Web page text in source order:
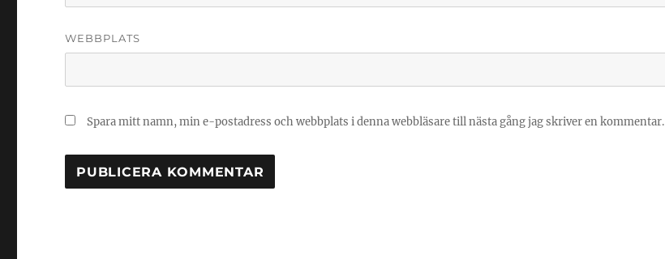
WEBBPLATS
Spara mitt namn, min e-postadress och webbplats i denna webbläsare till nästa gång jag skriver en kommentar.